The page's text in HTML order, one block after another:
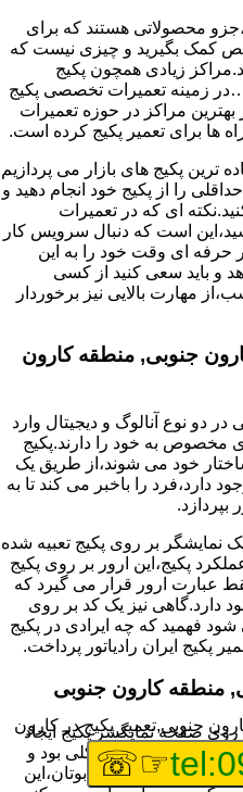
محصولاتی هستند که برای
کمک بگیرید و چیزی نیست که
زیادی همچون پکیج
…در زمینه تعمیرات تخصصی پکیج
مراکز در حوزه تعمیرات
ها برای تعمیر پکیج کرده است.
ترین پکیج های بازار می پردازیم
حداقلی را از پکیج خود انجام دهید و
ای که در تعمیرات
است که دنبال سرویس کار
حرفه ای وقت خود را به این
و باید سعی کنید از کسی
مهارت بالایی نیز برخوردار
کارون جنوبی, منطقه کارون
دو نوع آنالوگ و دیجیتال وارد
مخصوص به خود را دارند.پکیج
خود می شوند،از طریق یک
را باخبر می کند تا به
بپردازد.
نمایشگر بر روی پکیج تعبیه شده
پکیج،این ارور بر روی پکیج
عبارت ارور قرار می گیرد که
دارد.گاهی نیز یک کد بر روی
فهمید که چه ایرادی در پکیج
پکیج ایران رادیاتور پرداخت.
منطقه کارون جنوبی
روی صفحه نمایگشر پکیج ایجاد
پکیج شما دارای مشکلی بود و
برای تعمیر پکیج بوتان،این
جنوبی,تعمیر پکیج در کارون
☞☏